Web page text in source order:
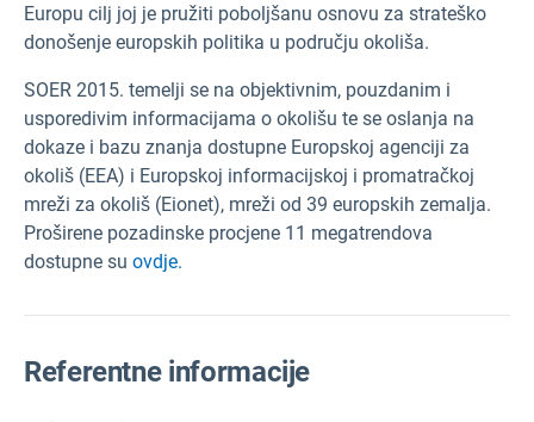
Europu cilj joj je pružiti poboljšanu osnovu za strateško
donošenje europskih politika u području okoliša.
SOER 2015. temelji se na objektivnim, pouzdanim i
usporedivim informacijama o okolišu te se oslanja na
dokaze i bazu znanja dostupne Europskoj agenciji za
okoliš (EEA) i Europskoj informacijskoj i promatračkoj
mreži za okoliš (Eionet), mreži od 39 europskih zemalja.
Proširene pozadinske procjene 11 megatrendova
dostupne su ovdje.
Referentne informacije